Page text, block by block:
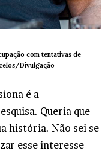
com tentativas de
Divulgação
é a
Queria que
história. Não sei se
esse interesse